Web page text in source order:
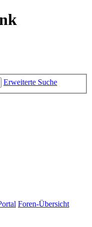
Erweiterte Suche
Foren-Übersicht